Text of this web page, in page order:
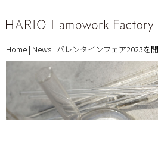
Home | News | バレンタインフェア2023を